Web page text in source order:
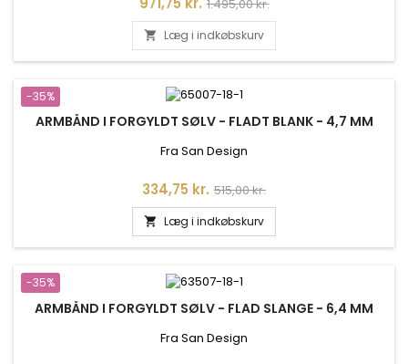
1.495,00 kr.
 Læg i indkøbskurv
-35%
ARMBÅND I FORGYLDT SØLV - FLADT BLANK - 4,7 MM
Fra San Design
Pris
334,75 kr. Normalpris
515,00 kr.
 Læg i indkøbskurv
-35%
ARMBÅND I FORGYLDT SØLV - FLAD SLANGE - 6,4 MM
Fra San Design